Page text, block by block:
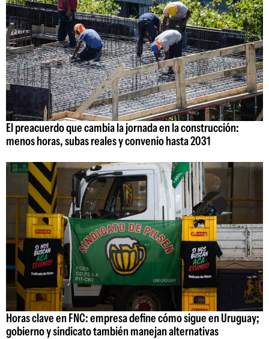
El preacuerdo que cambia la jornada en la construcción:
menos horas, subas reales y convenio hasta 2031
Horas clave en FNC: empresa define cómo sigue en Uruguay;
gobierno y sindicato también manejan alternativas